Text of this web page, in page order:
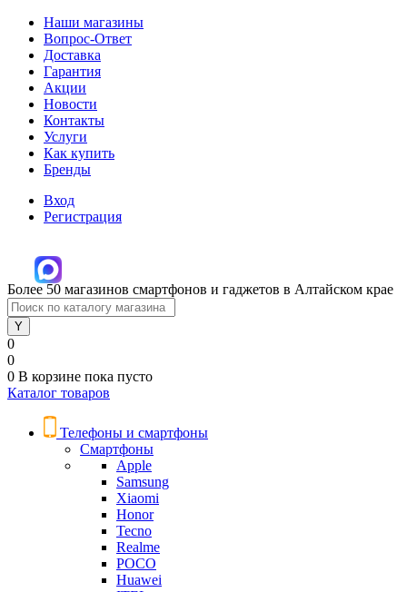
Наши магазины
Вопрос-Ответ
Доставка
Гарантия
Акции
Новости
Контакты
Услуги
Как купить
Бренды
Вход
Регистрация
Более 50 магазинов смартфонов и гаджетов в Алтайском крае
0
0
0 В корзине пока пусто
Каталог товаров
Телефоны и смартфоны
Смартфоны
Apple
Samsung
Xiaomi
Honor
Tecno
Realme
POCO
Huawei